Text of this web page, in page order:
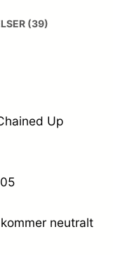
(39)
Up
neutralt